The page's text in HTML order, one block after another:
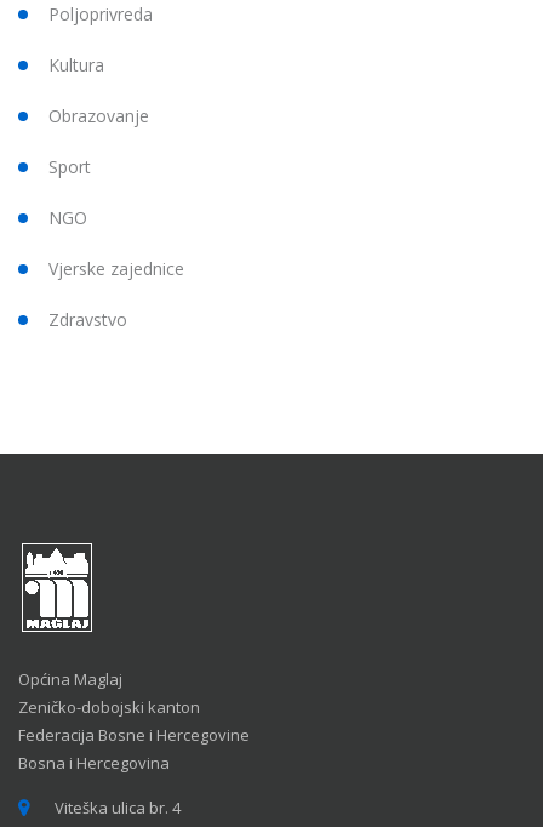
Poljoprivreda
Kultura
Obrazovanje
Sport
NGO
Vjerske zajednice
Zdravstvo
Općina Maglaj
Zeničko-dobojski kanton
Federacija Bosne i Hercegovine
Bosna i Hercegovina
Viteška ulica br. 4